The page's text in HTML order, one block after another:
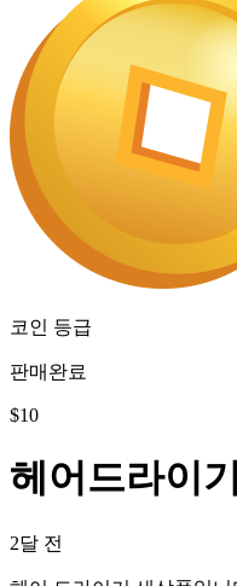
코인 등급
판매완료
$10
헤어드라이기
2달 전